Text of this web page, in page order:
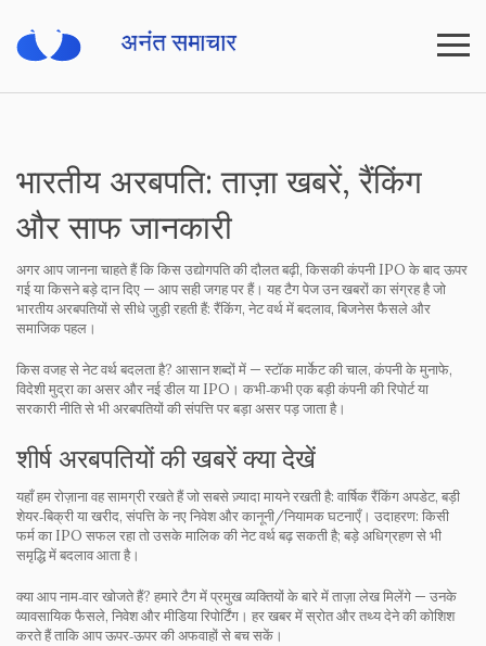
भारतीय अरबपति: ताज़ा खबरें, रैंकिंग
और साफ जानकारी
अगर आप जानना चाहते हैं कि किस उद्योगपति की दौलत बढ़ी, किसकी कंपनी IPO के बाद ऊपर
गई या किसने बड़े दान दिए — आप सही जगह पर हैं। यह टैग पेज उन खबरों का संग्रह है जो
भारतीय अरबपतियों से सीधे जुड़ी रहती हैं: रैंकिंग, नेट वर्थ में बदलाव, बिजनेस फैसले और
समाजिक पहल।
किस वजह से नेट वर्थ बदलता है? आसान शब्दों में — स्टॉक मार्केट की चाल, कंपनी के मुनाफे,
विदेशी मुद्रा का असर और नई डील या IPO। कभी‑कभी एक बड़ी कंपनी की रिपोर्ट या
सरकारी नीति से भी अरबपतियों की संपत्ति पर बड़ा असर पड़ जाता है।
शीर्ष अरबपतियों की खबरें क्या देखें
यहाँ हम रोज़ाना वह सामग्री रखते हैं जो सबसे ज़्यादा मायने रखती है: वार्षिक रैंकिंग अपडेट, बड़ी
शेयर‑बिक्री या खरीद, संपत्ति के नए निवेश और कानूनी/नियामक घटनाएँ। उदाहरण: किसी
फर्म का IPO सफल रहा तो उसके मालिक की नेट वर्थ बढ़ सकती है; बड़े अधिग्रहण से भी
समृद्धि में बदलाव आता है।
क्या आप नाम‑वार खोजते हैं? हमारे टैग में प्रमुख व्यक्तियों के बारे में ताज़ा लेख मिलेंगे — उनके
व्यावसायिक फैसले, निवेश और मीडिया रिपोर्टिंग। हर खबर में स्रोत और तथ्य देने की कोशिश
करते हैं ताकि आप ऊपर‑ऊपर की अफवाहों से बच सकें।